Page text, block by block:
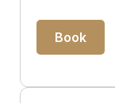
Book